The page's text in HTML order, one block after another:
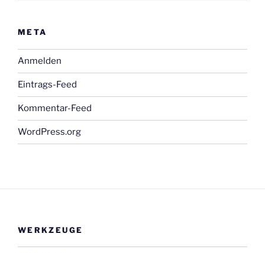
META
Anmelden
Eintrags-Feed
Kommentar-Feed
WordPress.org
WERKZEUGE